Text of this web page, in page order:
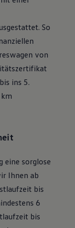
Shop
So
von
ins 5.
eine sorglose
Ihnen ab
bis
6
bis